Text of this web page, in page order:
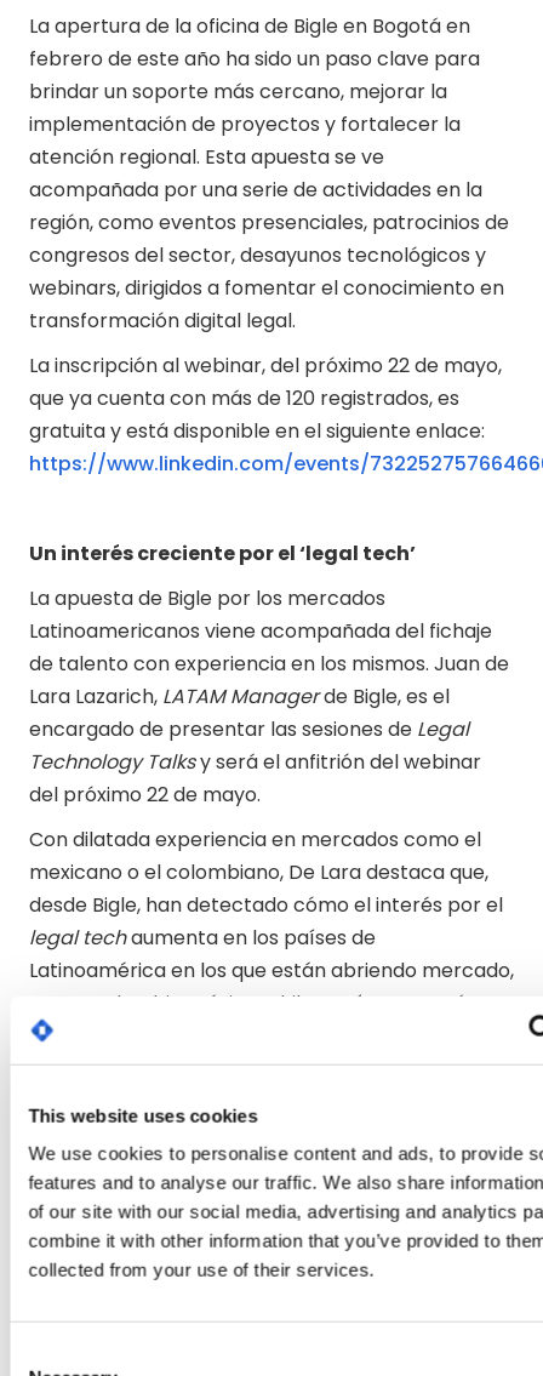
This website uses cookies
We use cookies to personalise content and ads, to provide
features and to analyse our traffic. We also share
of our site with our social media, advertising and analytics
combine it with other information that you’ve provided to
collected from your use of their services.
La apertura de la oficina de Bigle en Bogotá en
febrero de este año ha sido un paso clave para
brindar un soporte más cercano, mejorar la
implementación de proyectos y fortalecer la
atención regional. Esta apuesta se ve
acompañada por una serie de actividades en la
región, como eventos presenciales, patrocinios de
congresos del sector, desayunos tecnológicos y
webinars, dirigidos a fomentar el conocimiento en
transformación digital legal.
La inscripción al webinar, del próximo 22 de mayo,
que ya cuenta con más de 120 registrados, es
gratuita y está disponible en el siguiente enlace:
https://www.linkedin.com/events/
Un interés creciente por el ‘legal tech’
La apuesta de Bigle por los mercados
Latinoamericanos viene acompañada del fichaje
de talento con experiencia en los mismos. Juan de
Lara Lazarich, LATAM Managerde Bigle, es el
encargado de presentar las sesiones de Legal
Technology Talksy será el anfitrión del webinar
del próximo 22 de mayo.
Con dilatada experiencia en mercados como el
mexicano o el colombiano, De Lara destaca que,
desde Bigle, han detectado cómo el interés por el
legal techaumenta en los países de
Latinoamérica en los que están abriendo mercado,
como Colombia, México, Chile, Perú o Panamá: “La
demanda de soluciones tecnológicas adaptadas
no deja de crecer y en Bigle estamos
respondiendo con presencia local y
estas sesiones, contenido que está recibiendo una
gran acogida”.
De Lara añade que el objetivo de estas charlas es
crear un espacio de diálogo para compartir